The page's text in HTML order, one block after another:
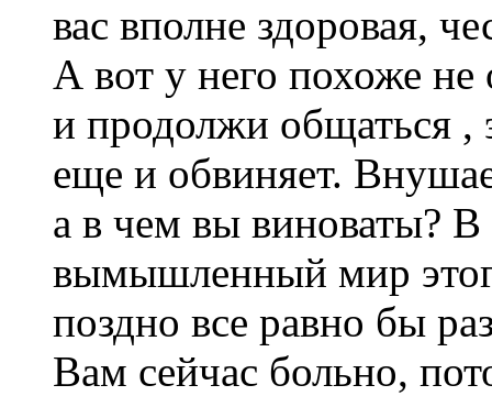
вас вполне здоровая,
А вот у него похоже
и продолжи общаться ,
еще и обвиняет.
а в чем вы виноваты?
вымышленный мир
поздно все равно бы
Вам сейчас больно,